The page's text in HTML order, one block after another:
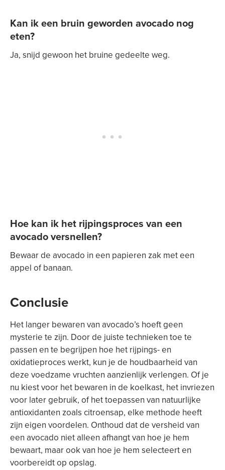
Kan ik een bruin geworden avocado nog
eten?
Ja, snijd gewoon het bruine gedeelte weg.
Hoe kan ik het rijpingsproces van een
avocado versnellen?
Bewaar de avocado in een papieren zak met een
appel of banaan.
Conclusie
Het langer bewaren van avocado’s hoeft geen
mysterie te zijn. Door de juiste technieken toe te
passen en te begrijpen hoe het rijpings- en
oxidatieproces werkt, kun je de houdbaarheid van
deze voedzame vruchten aanzienlijk verlengen. Of je
nu kiest voor het bewaren in de koelkast, het invriezen
voor later gebruik, of het toepassen van natuurlijke
antioxidanten zoals citroensap, elke methode heeft
zijn eigen voordelen. Onthoud dat de versheid van
een avocado niet alleen afhangt van hoe je hem
bewaart, maar ook van hoe je hem selecteert en
voorbereidt op opslag.